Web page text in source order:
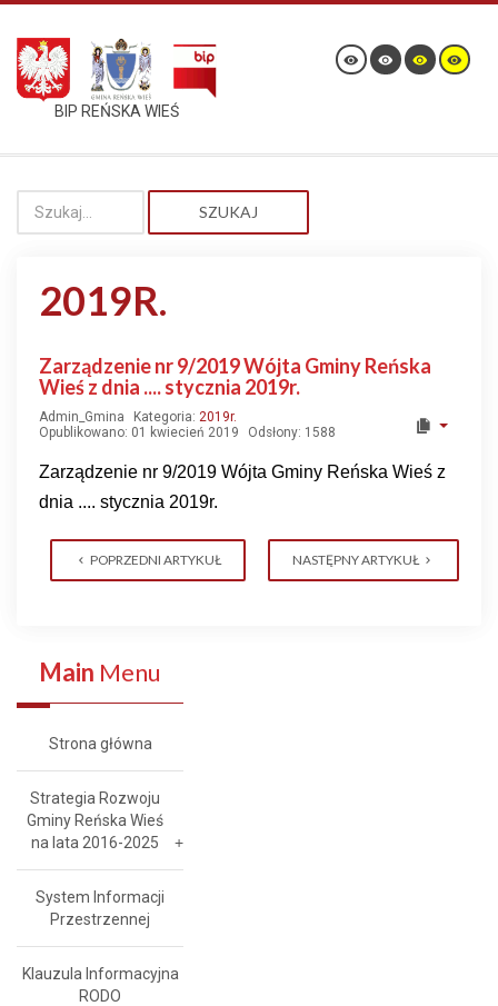
BIP REŃSKA WIEŚ
SZUKAJ
2019R.
Zarządzenie nr 9/2019 Wójta Gminy Reńska
Wieś z dnia .... stycznia 2019r.
Admin_Gmina Kategoria: 2019r.
Opublikowano: 01 kwiecień 2019
Odsłony: 1588
Zarządzenie nr 9/2019 Wójta Gminy Reńska Wieś z
dnia .... stycznia 2019r.
POPRZEDNI ARTYKUŁ NASTĘPNY ARTYKUŁ
Main Menu
Strona główna
Strategia Rozwoju
Gminy Reńska Wieś
na lata 2016-2025
System Informacji
Przestrzennej
Klauzula Informacyjna
RODO